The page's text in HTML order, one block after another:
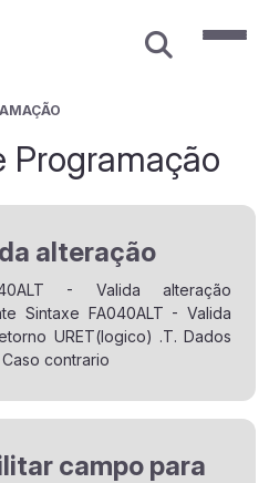
Programação
alteração
- Valida alteração
Sintaxe FA040ALT - Valida
URET(logico) .T. Dados
contrario
campo para